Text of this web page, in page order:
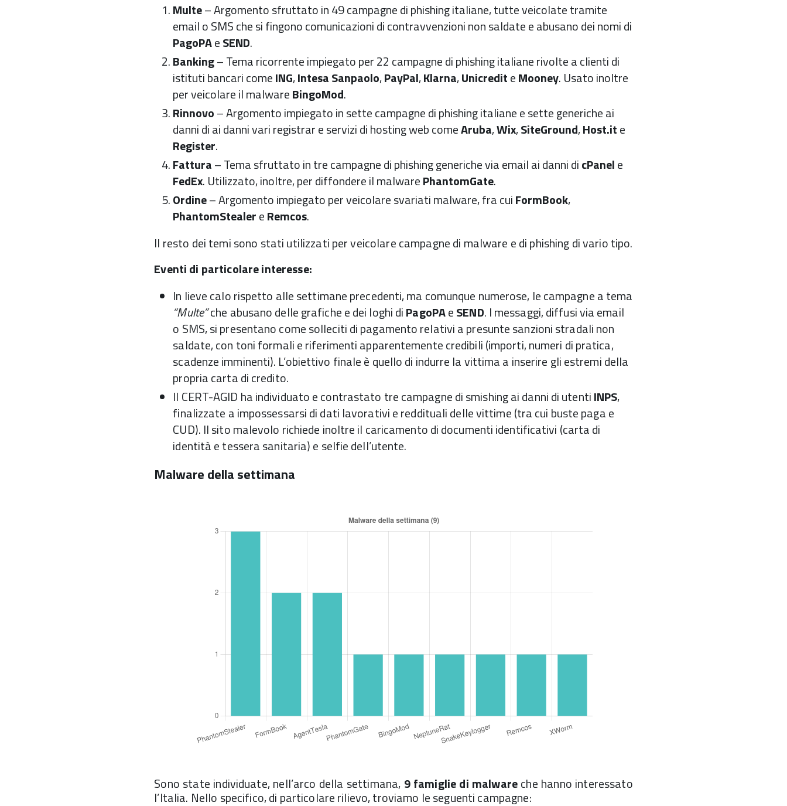
Multe– Argomento sfruttato in 49 campagne di phishing italiane, tutte veicolate tramite
email o SMS che si fingono comunicazioni di contravvenzioni non saldate e abusano dei nomi di
PagoPAeSEND.
Banking– Tema ricorrente impiegato per 22 campagne di phishing italiane rivolte a clienti di
istituti bancari comeING,Intesa Sanpaolo,PayPal,Klarna,UnicrediteMooney. Usato inoltre
per veicolare il malwareBingoMod.
Rinnovo– Argomento impiegato in sette campagne di phishing italiane e sette generiche ai
danni di ai danni vari registrar e servizi di hosting web comeAruba,Wix,SiteGround,Host.ite
Register.
Fattura– Tema sfruttato in tre campagne di phishing generiche via email ai danni dicPanele
FedEx. Utilizzato, inoltre, per diffondere il malwarePhantomGate.
Ordine– Argomento impiegato per veicolare svariati malware, fra cuiFormBook,
PhantomStealereRemcos.
Il resto dei temi sono stati utilizzati per veicolare campagne di malware e di phishing di vario tipo.
Eventi di particolare interesse:
In lieve calo rispetto alle settimane precedenti, ma comunque numerose, le campagne a tema
“Multe”che abusano delle grafiche e dei loghi diPagoPAeSEND. I messaggi, diffusi via email
o SMS, si presentano come solleciti di pagamento relativi a presunte sanzioni stradali non
saldate, con toni formali e riferimenti apparentemente credibili (importi, numeri di pratica,
scadenze imminenti). L’obiettivo finale è quello di indurre la vittima a inserire gli estremi della
propria carta di credito.
Il CERT-AGID ha individuato e contrastato tre campagne di smishing ai danni di utentiINPS,
finalizzate a impossessarsi di dati lavorativi e reddituali delle vittime (tra cui buste paga e
CUD). Il sito malevolo richiede inoltre il caricamento di documenti identificativi (carta di
identità e tessera sanitaria) e selfie dell’utente.
Malware della settimana
Sono state individuate, nell’arco della settimana, 9 famiglie di malwareche hanno interessato
l’Italia. Nello specifico, di particolare rilievo, troviamo le seguenti campagne: